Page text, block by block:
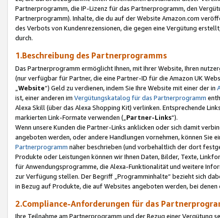
Partnerprogramm, die IP-Lizenz für das Partnerprogramm, den
Partnerprogramm). Inhalte, die du auf der Website Amazon.com
des Verbots von Kundenrezensionen, die gegen eine Vergütung
durch.
1.Beschreibung des Partnerprogramms
Das Partnerprogramm ermöglicht Ihnen, mit Ihrer Website, Ihren
(nur verfügbar für Partner, die eine Partner-ID für die Amazon UK
Website“) Geld zu verdienen, indem Sie Ihre Website mit einer der in
ist, einer anderen im Vergütungskatalog für das Partnerprogramm
Alexa Skill (über das Alexa Shopping Kit) verlinken. Entsprechende
markierten Link-Formate verwenden („ Partner-Links“).
Wenn unsere Kunden die Partner-Links anklicken oder sich damit
angeboten werden, oder andere Handlungen vornehmen, können Sie
Partnerprogramm näher beschrieben (und vorbehaltlich der dort
Produkte oder Leistungen können wir Ihnen Daten, Bilder, Texte,
für Anwendungsprogramme, die Alexa-Funktionalität und weitere
zur Verfügung stellen. Der Begriff „Programminhalte“ bezieht sich
in Bezug auf Produkte, die auf Websites angeboten werden, bei
2.Compliance-Anforderungen für das
Ihre Teilnahme am Partnerprogramm und der Bezug einer Vergütung